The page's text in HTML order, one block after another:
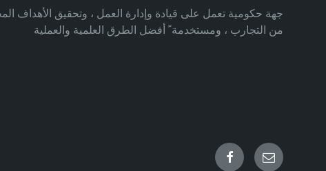
جهة حكومية تعمل على قيادة وإدارة العمل ، وتحقيق الأهداف
من التجارب ، ومستخدمة ً أفضل الطرق العلمية والعملية
Email
Facebook